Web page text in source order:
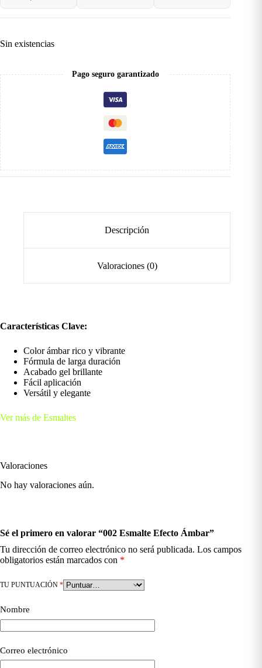
Sin existencias
Pago seguro garantizado
Descripción
Valoraciones (0)
Características Clave:
Color ámbar rico y vibrante
Fórmula de larga duración
Acabado gel brillante
Fácil aplicación
Versátil y elegante
Ver más de Esmaltes
Valoraciones
No hay valoraciones aún.
Sé el primero en valorar “002 Esmalte Efecto Ámbar”
Tu dirección de correo electrónico no será publicada. Los campos
obligatorios están marcados con *
TU PUNTUACIÓN *
Nombre
Correo electrónico